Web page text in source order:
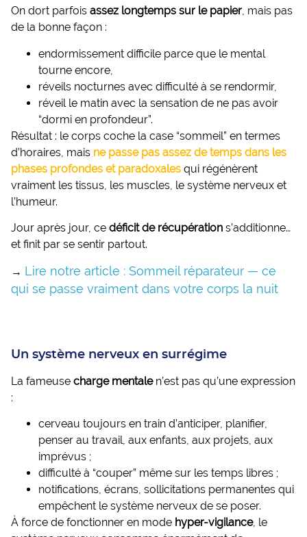
On dort parfois assez longtemps sur le papier, mais pas
de la bonne façon :
endormissement difficile parce que le mental
tourne encore,
réveils nocturnes avec difficulté à se rendormir,
réveil le matin avec la sensation de ne pas avoir
“dormi en profondeur”.
Résultat : le corps coche la case “sommeil” en termes
d’horaires, mais ne passe pas assez de temps dans les
phases profondes et paradoxales qui régénèrent
vraiment les tissus, les muscles, le système nerveux et
l’humeur.
Jour après jour, ce déficit de récupération s’additionne…
et finit par se sentir partout.
→ Lire notre article : Sommeil réparateur — ce
qui se passe vraiment dans votre corps la nuit
Un système nerveux en surrégime
La fameuse charge mentalen’est pas qu’une expression
:
cerveau toujours en train d’anticiper, planifier,
penser au travail, aux enfants, aux projets, aux
imprévus ;
difficulté à “couper” même sur les temps libres ;
notifications, écrans, sollicitations permanentes qui
empêchent le système nerveux de se poser.
À force de fonctionner en mode hyper-vigilance, le